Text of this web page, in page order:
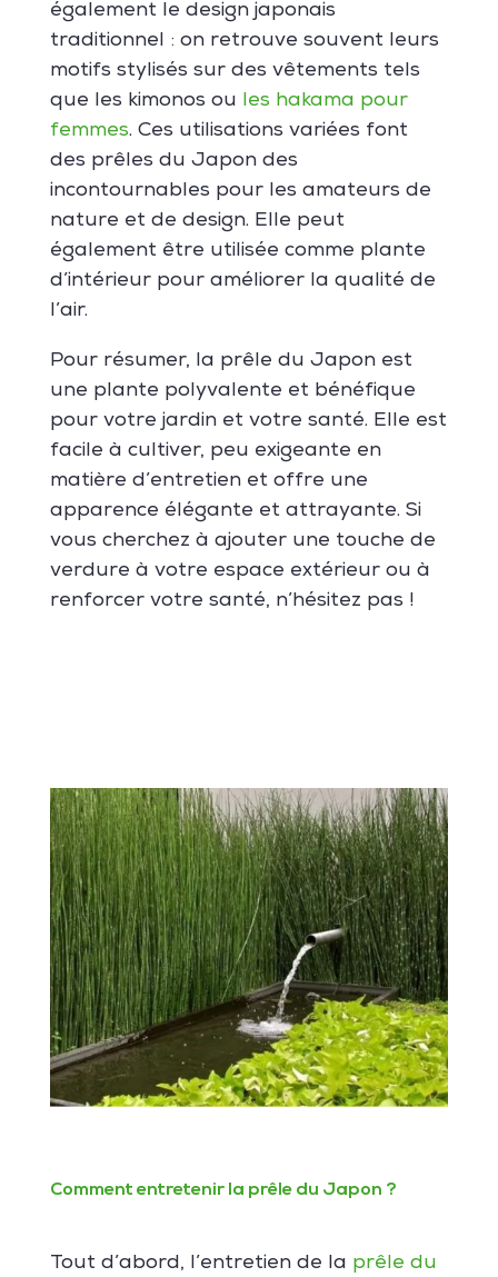
également le design japonais
traditionnel : on retrouve souvent leurs
motifs stylisés sur des vêtements tels
que les kimonos ou les hakama pour
femmes. Ces utilisations variées font
des prêles du Japon des
incontournables pour les amateurs de
nature et de design. Elle peut
également être utilisée comme plante
d’intérieur pour améliorer la qualité de
l’air.
Pour résumer, la prêle du Japon est
une plante polyvalente et bénéfique
pour votre jardin et votre santé. Elle est
facile à cultiver, peu exigeante en
matière d’entretien et offre une
apparence élégante et attrayante. Si
vous cherchez à ajouter une touche de
verdure à votre espace extérieur ou à
renforcer votre santé, n’hésitez pas !
Comment entretenir la prêle du Japon ?
Tout d’abord, l’entretien de la prêle du